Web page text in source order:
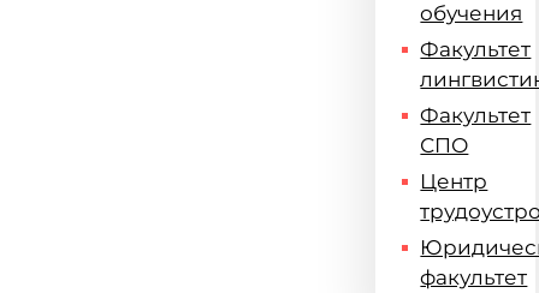
обучения
Факультет
Факультет
СПО
Центр
факультет